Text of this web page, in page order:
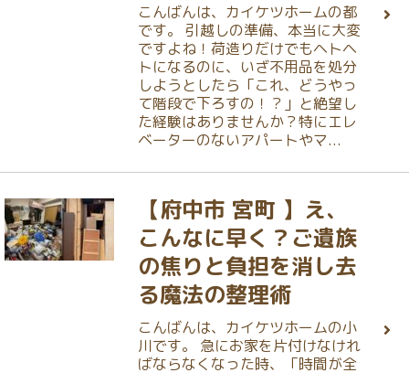
こんばんは、カイケツホームの都
です。 引越しの準備、本当に大変
ですよね！荷造りだけでもヘトヘ
トになるのに、いざ不用品を処分
しようとしたら「これ、どうやっ
て階段で下ろすの！？」と絶望し
た経験はありませんか？特にエレ
ベーターのないアパートやマ...
【府中市 宮町 】え、
こんなに早く？ご遺族
の焦りと負担を消し去
る魔法の整理術
こんばんは、カイケツホームの小
川です。 急にお家を片付けなけれ
ばならなくなった時、「時間が全